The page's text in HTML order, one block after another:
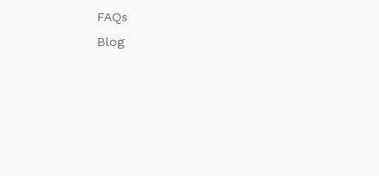
FAQs
Blog